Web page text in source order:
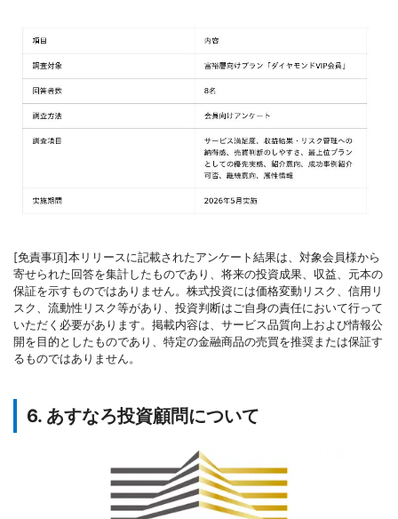
[免責事項]本リリースに記載されたアンケート結果は、対象会員様から
寄せられた回答を集計したものであり、将来の投資成果、収益、元本の
保証を示すものではありません。株式投資には価格変動リスク、信用リ
スク、流動性リスク等があり、投資判断はご自身の責任において行って
いただく必要があります。掲載内容は、サービス品質向上および情報公
開を目的としたものであり、特定の金融商品の売買を推奨または保証す
るものではありません。
6. あすなろ投資顧問について